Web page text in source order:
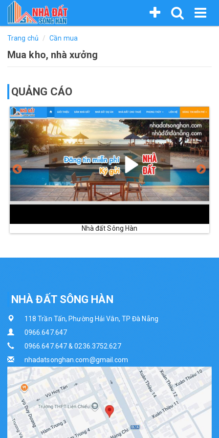
Nhảy
nội
Bạn
đang
ở
đây
Trang chủ Cần mua
Mua kho, nhà xưởng
QUẢNG CÁO
Nhà đất Sông Hàn
NHÀ ĐẤT SÔNG HÀN
118 Trần Tấn, Phường Hải Vân, TP Đà Nẵng
0966.647.647
0966.647.647 & 0236.3752.627
nhadatsonghan.com@gmail.com